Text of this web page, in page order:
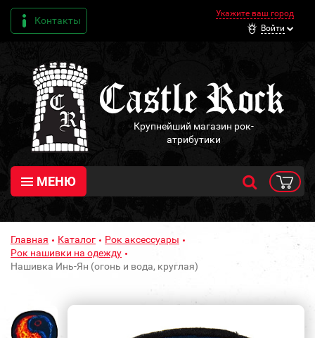
Контакты
Укажите ваш город
Войти
Крупнейший магазин рок-
атрибутики
МЕНЮ
Главная Каталог
Рок аксессуары
Рок нашивки на одежду
Нашивка Инь-Ян (огонь и вода, круглая)